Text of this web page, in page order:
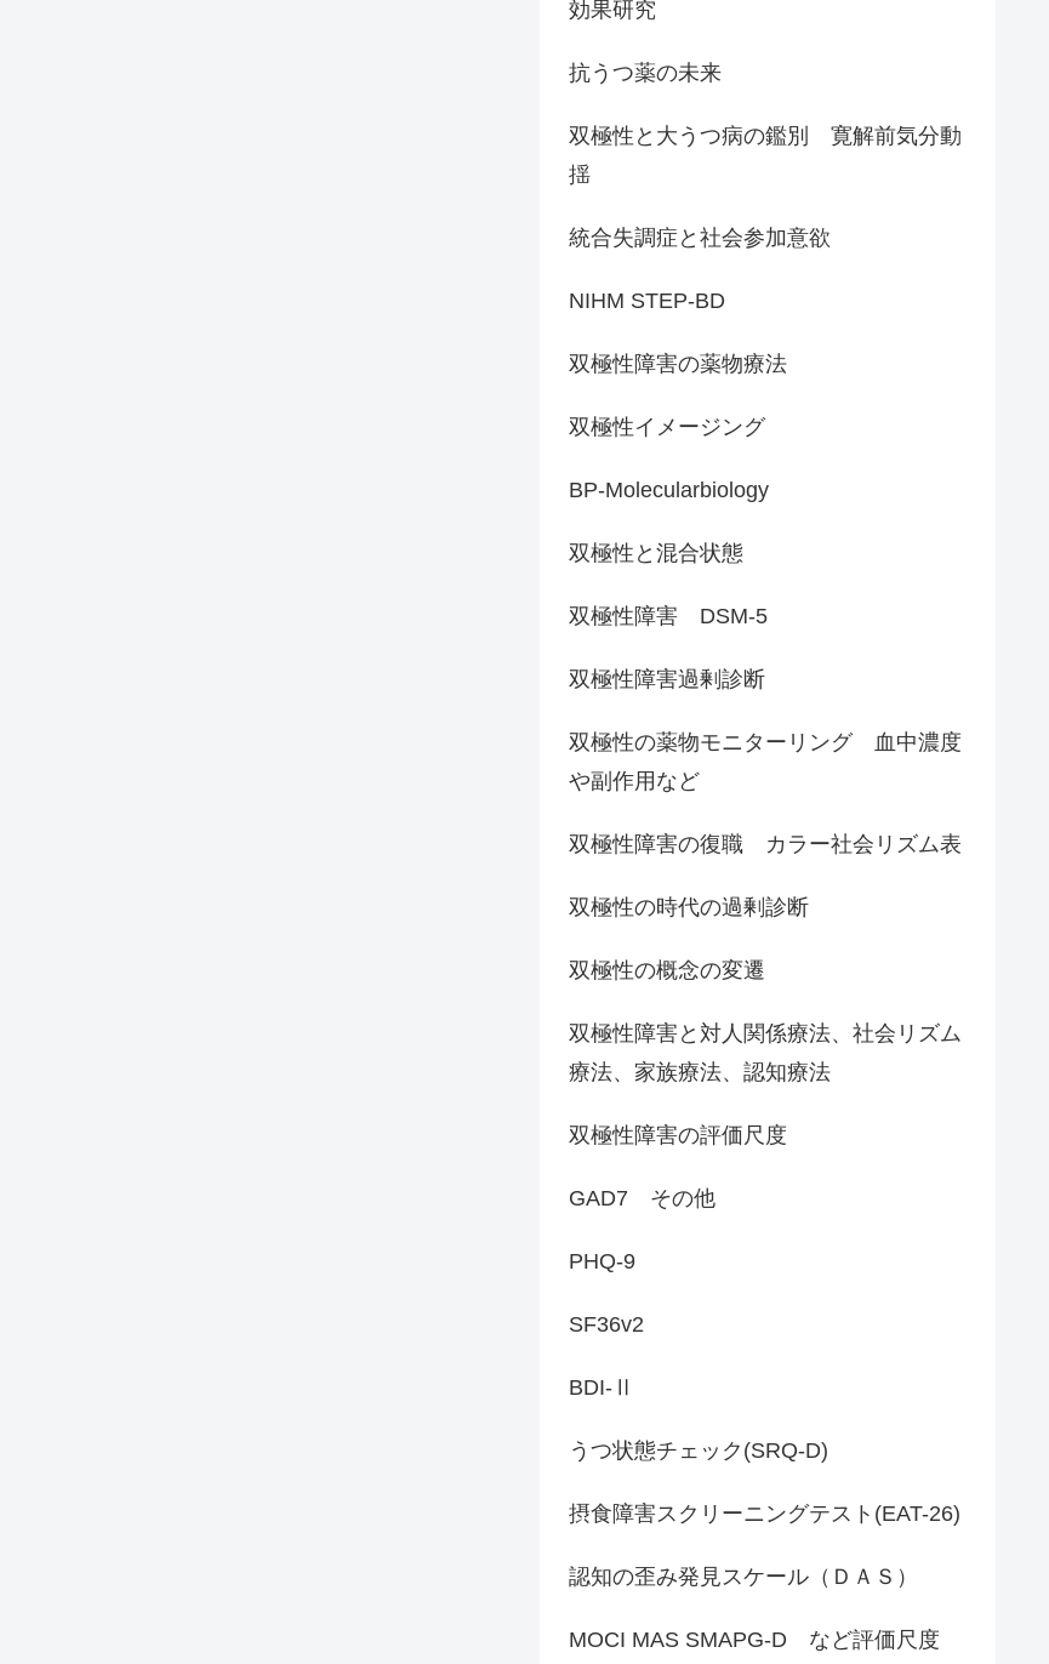
効果研究
抗うつ薬の未来
双極性と大うつ病の鑑別 寛解前気分動
揺
統合失調症と社会参加意欲
NIHM STEP-BD
双極性障害の薬物療法
双極性イメージング
BP-Molecularbiology
双極性と混合状態
双極性障害 DSM-5
双極性障害過剰診断
双極性の薬物モニターリング 血中濃度
や副作用など
双極性障害の復職 カラー社会リズム表
双極性の時代の過剰診断
双極性の概念の変遷
双極性障害と対人関係療法、社会リズム
療法、家族療法、認知療法
双極性障害の評価尺度
GAD7 その他
PHQ-9
SF36v2
BDI-Ⅱ
うつ状態チェック(SRQ-D)
摂食障害スクリーニングテスト(EAT-26)
認知の歪み発見スケール（ＤＡＳ）
MOCI MAS SMAPG-D など評価尺度